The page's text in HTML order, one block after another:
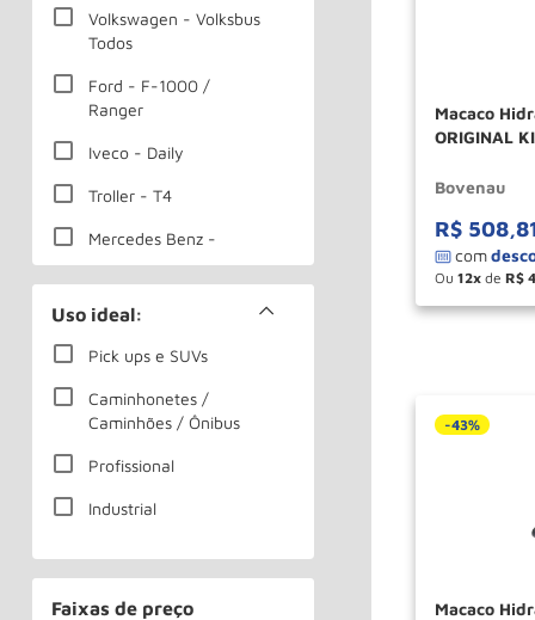
Volkswagen - Volksbus
Todos
Ford - F-1000 /
Ranger
Iveco - Daily
Troller - T4
Mercedes Benz -
Sprinter
Mercedes Benz -
Ônibus Todos
Scania - Ônibus Todos
Volvo - Ônibus Todos
GMC - D40 / 5-90 / 6-
Uso ideal:
Pick ups e SUVs
Caminhonetes /
Caminhões / Ônibus
Profissional
Industrial
Faixas de preço
Macaco
ORIGINAL
Bovenau
R$ 508,
Ou 12 de R$
－
-43%
Macaco